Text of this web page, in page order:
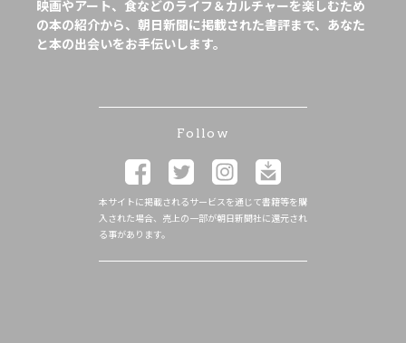
映画やアート、食などのライフ＆カルチャーを楽しむため
の本の紹介から、朝日新聞に掲載された書評まで、あなた
と本の出会いをお手伝いします。
Follow
本サイトに掲載されるサービスを通じて書籍等を購
入された場合、売上の一部が朝日新聞社に還元され
る事があります。